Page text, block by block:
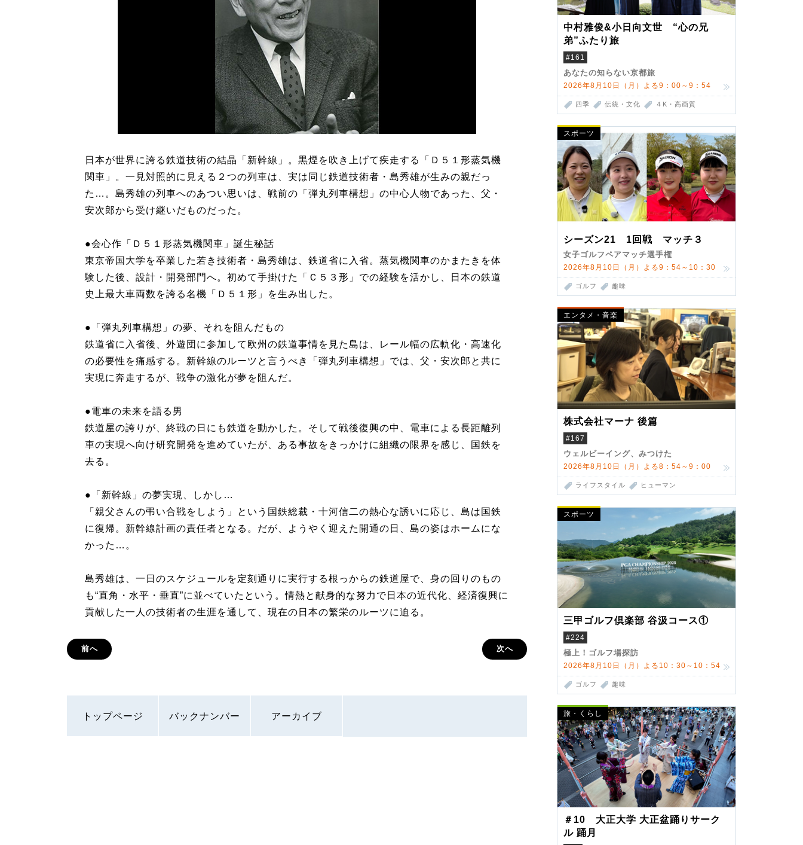
中村雅俊&小日向文世 “心の兄
弟”ふたり旅
#161
あなたの知らない京都旅
2026年8月10日（月）よる9：00～9：54
四季 伝統・文化 ４K・高画質
スポーツ
シーズン21 1回戦 マッチ３
女子ゴルフペアマッチ選手権
2026年8月10日（月）よる9：54～10：30
ゴルフ 趣味
エンタメ・音楽
株式会社マーナ 後篇
#167
ウェルビーイング、みつけた
2026年8月10日（月）よる8：54～9：00
ライフスタイル ヒューマン
スポーツ
三甲ゴルフ倶楽部 谷汲コース①
#224
極上！ゴルフ場探訪
2026年8月10日（月）よる10：30～10：54
ゴルフ 趣味
旅・くらし
＃10 大正大学 大正盆踊りサーク
ル 踊月
日本が世界に誇る鉄道技術の結晶「新幹線」。黒煙を吹き上げて疾走する「Ｄ５１形蒸気機
関車」。一見対照的に見える２つの列車は、実は同じ鉄道技術者・島秀雄が生みの親だっ
た…。島秀雄の列車へのあつい思いは、戦前の「弾丸列車構想」の中心人物であった、父・
安次郎から受け継いだものだった。
●会心作「Ｄ５１形蒸気機関車」誕生秘話
東京帝国大学を卒業した若き技術者・島秀雄は、鉄道省に入省。蒸気機関車のかまたきを体
験した後、設計・開発部門へ。初めて手掛けた「Ｃ５３形」での経験を活かし、日本の鉄道
史上最大車両数を誇る名機「Ｄ５１形」を生み出した。
●「弾丸列車構想」の夢、それを阻んだもの
鉄道省に入省後、外遊団に参加して欧州の鉄道事情を見た島は、レール幅の広軌化・高速化
の必要性を痛感する。新幹線のルーツと言うべき「弾丸列車構想」では、父・安次郎と共に
実現に奔走するが、戦争の激化が夢を阻んだ。
●電車の未来を語る男
鉄道屋の誇りが、終戦の日にも鉄道を動かした。そして戦後復興の中、電車による長距離列
車の実現へ向け研究開発を進めていたが、ある事故をきっかけに組織の限界を感じ、国鉄を
去る。
●「新幹線」の夢実現、しかし…
「親父さんの弔い合戦をしよう」という国鉄総裁・十河信二の熱心な誘いに応じ、島は国鉄
に復帰。新幹線計画の責任者となる。だが、ようやく迎えた開通の日、島の姿はホームにな
かった…。
島秀雄は、一日のスケジュールを定刻通りに実行する根っからの鉄道屋で、身の回りのもの
も“直角・水平・垂直”に並べていたという。情熱と献身的な努力で日本の近代化、経済復興に
貢献した一人の技術者の生涯を通して、現在の日本の繁栄のルーツに迫る。
前へ 次へ
トップページ バックナンバー アーカイブ